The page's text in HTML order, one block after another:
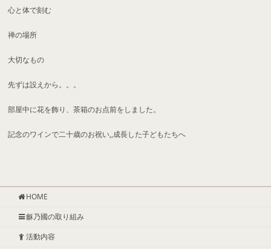
心と体で刻む
禅の場所
大切なもの
先ずは設えから。。。
部屋中に花を飾り、茶箱のお点前をしました。
記念のワインで二十歳のお祝い,,成長した子どもたちへ
HOME
龢乃國の取り組み
活動内容